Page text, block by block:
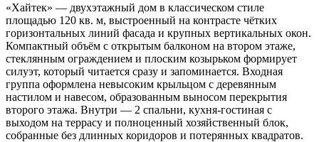
«Хайтек» — двухэтажный дом в классическом стиле
площадью 120 кв. м, выстроенный на контрасте чётких
горизонтальных линий фасада и крупных вертикальных окон.
Компактный объём с открытым балконом на втором этаже,
стеклянным ограждением и плоским козырьком формирует
силуэт, который читается сразу и запоминается. Входная
группа оформлена невысоким крыльцом с деревянным
настилом и навесом, образованным выносом перекрытия
второго этажа. Внутри — 2 спальни, кухня-гостиная с
выходом на террасу и полноценный хозяйственный блок,
собранные без длинных коридоров и потерянных квадратов.